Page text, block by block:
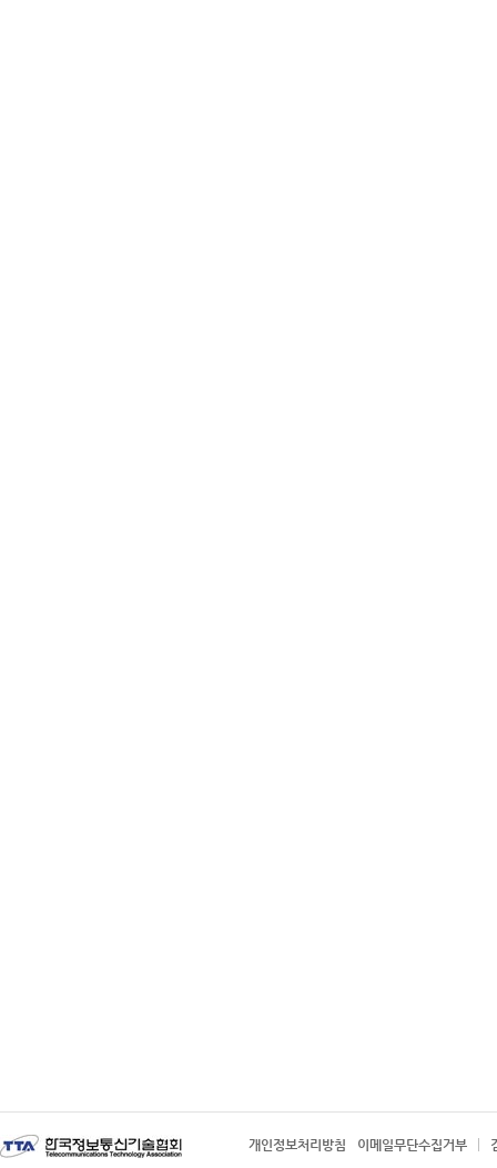
개인정보처리방침 이메일무단수집거부